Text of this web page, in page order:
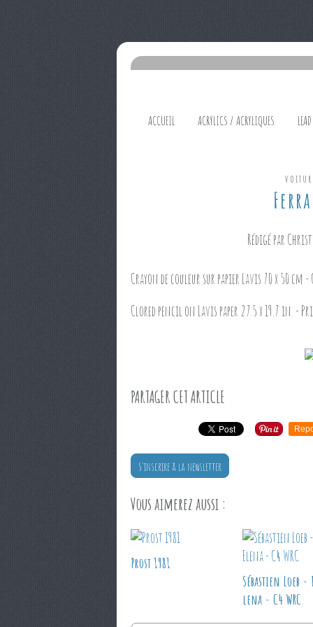
ACCUEIL ACRYLICS / ACRYLIQUES
Rédigé par
Crayon de couleur sur papier Lavis 70 x 50 cm
Clored pencil on Lavis paper 27.5 x 19.7 in. -
PARTAGER CET ARTICLE
S'inscrire à la newsletter
Vous aimerez aussi :
Prost 1981
Sébastien Loeb
lena - C4 WRC